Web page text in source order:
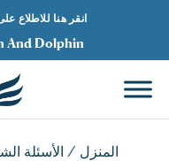
انقر هنا للاطلاع على
And Dolphin
المنزل / الأسئلة